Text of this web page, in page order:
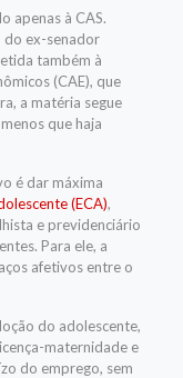
apenas à CAS.
do ex-senador
também à
(CAE), que
a matéria segue
que haja
é dar máxima
(ECA),
e previdenciário
Para ele, a
afetivos entre o
do adolescente,
maternidade e
do emprego, sem